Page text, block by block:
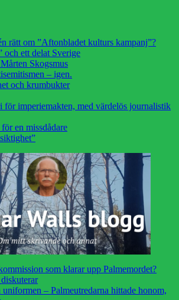
rätt om ”Aftonbladet kulturs kampanj”?
och ett delat Sverige
Skogsmus
– igen.
och krumbukter
för imperiemakten, med värdelös journalistik
en missdådare
som klarar upp Palmemordet?
– Palmeutredarna hittade honom,